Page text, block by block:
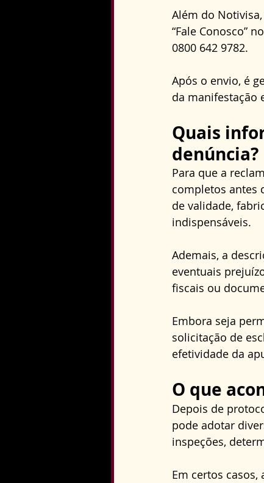
Além do
“Fale Conosco”
0800 642 9782.
Após o envio, é
da manifestação
Quais
denúncia?
Para que a
completos antes
de validade,
indispensáveis.
Ademais, a
eventuais
fiscais ou
Embora seja
solicitação de
efetividade da
O que
Depois de
pode adotar
inspeções,
Em certos